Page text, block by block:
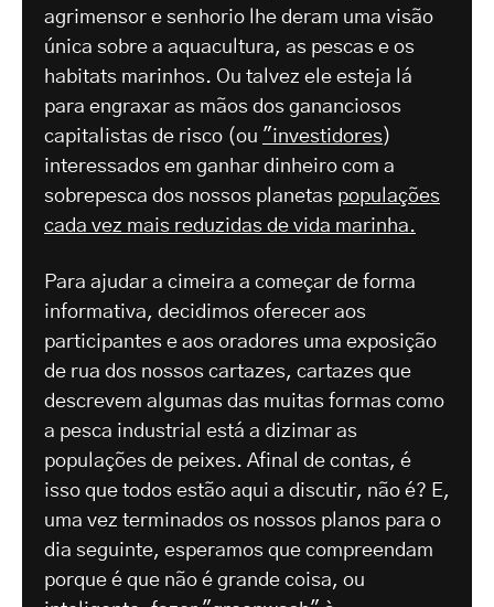
agrimensor e senhorio lhe deram uma visão
única sobre a aquacultura, as pescas e os
habitats marinhos. Ou talvez ele esteja lá
para engraxar as mãos dos gananciosos
capitalistas de risco (ou "investidores)
interessados em ganhar dinheiro com a
sobrepesca dos nossos planetas populações
cada vez mais reduzidas de vida marinha.
Para ajudar a cimeira a começar de forma
informativa, decidimos oferecer aos
participantes e aos oradores uma exposição
de rua dos nossos cartazes, cartazes que
descrevem algumas das muitas formas como
a pesca industrial está a dizimar as
populações de peixes. Afinal de contas, é
isso que todos estão aqui a discutir, não é? E,
uma vez terminados os nossos planos para o
dia seguinte, esperamos que compreendam
porque é que não é grande coisa, ou